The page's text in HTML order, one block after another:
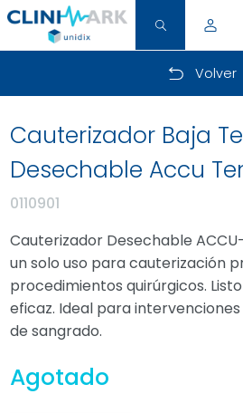
Volver
Cauterizador Baja
Desechable Accu
0110901
Cauterizador Desechable
un solo uso para cauterización
procedimientos quirúrgicos.
eficaz. Ideal para
de sangrado.
Agotado